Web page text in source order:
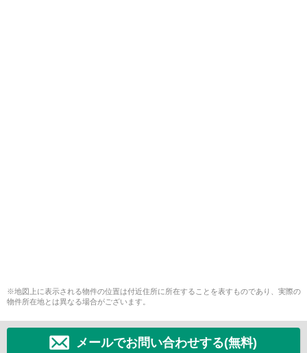
※地図上に表示される物件の位置は付近住所に所在することを表すものであり、実際の
物件所在地とは異なる場合がございます。
メールでお問い合わせする(無料)